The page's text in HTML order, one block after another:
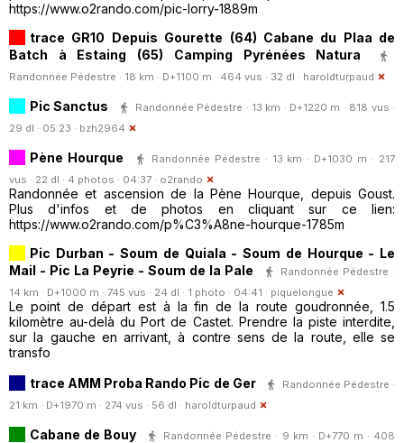
https://www.o2rando.com/pic-lorry-1889m
trace GR10 Depuis Gourette (64) Cabane du Plaa de
Batch à Estaing (65) Camping Pyrénées Natura
Randonnée Pédestre · 18 km · D+1100 m · 464 vus · 32 dl · haroldturpaud
Pic Sanctus
Randonnée Pédestre · 13 km · D+1220 m · 818 vus ·
29 dl · 05:23 · bzh2964
Pène Hourque
Randonnée Pédestre · 13 km · D+1030 m · 217
vus · 22 dl · 4 photos · 04:37 · o2rando
Randonnée et ascension de la Pène Hourque, depuis Goust.
Plus d'infos et de photos en cliquant sur ce lien:
https://www.o2rando.com/p%C3%A8ne-hourque-1785m
Pic Durban - Soum de Quiala - Soum de Hourque - Le
Mail - Pic La Peyrie - Soum de la Pale
Randonnée Pédestre ·
14 km · D+1000 m · 745 vus · 24 dl · 1 photo · 04:41 · piquelongue
Le point de départ est à la fin de la route goudronnée, 1.5
kilomètre au-delà du Port de Castet. Prendre la piste interdite,
sur la gauche en arrivant, à contre sens de la route, elle se
transfo
trace AMM Proba Rando Pic de Ger
Randonnée Pédestre ·
21 km · D+1970 m · 274 vus · 56 dl · haroldturpaud
Cabane de Bouy
Randonnée Pédestre · 9 km · D+770 m · 408